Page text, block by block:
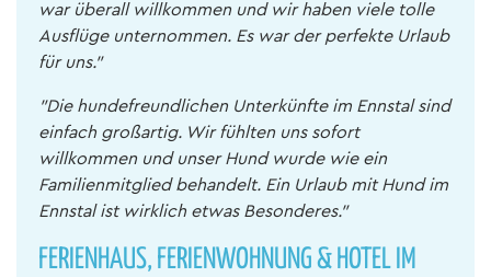
war überall willkommen und wir haben viele tolle
Ausflüge unternommen. Es war der perfekte Urlaub
für uns."
"Die hundefreundlichen Unterkünfte im Ennstal sind
einfach großartig. Wir fühlten uns sofort
willkommen und unser Hund wurde wie ein
Familienmitglied behandelt. Ein Urlaub mit Hund im
Ennstal ist wirklich etwas Besonderes."
FERIENHAUS, FERIENWOHNUNG & HOTEL IM